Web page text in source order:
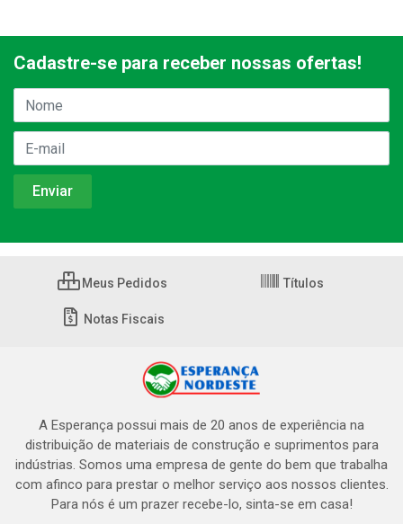
Cadastre-se para receber nossas ofertas!
Meus Pedidos Títulos
Notas Fiscais
A Esperança possui mais de 20 anos de experiência na
distribuição de materiais de construção e suprimentos para
indústrias. Somos uma empresa de gente do bem que trabalha
com afinco para prestar o melhor serviço aos nossos clientes.
Para nós é um prazer recebe-lo, sinta-se em casa!